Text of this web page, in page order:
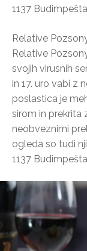
1137
Relative
Relative
svojih virusnih
in 17. uro vabi z
poslastica je
sirom in prekrita
neobveznimi
ogleda so tudi
1137